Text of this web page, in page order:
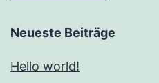
Neueste Beiträge
Hello world!